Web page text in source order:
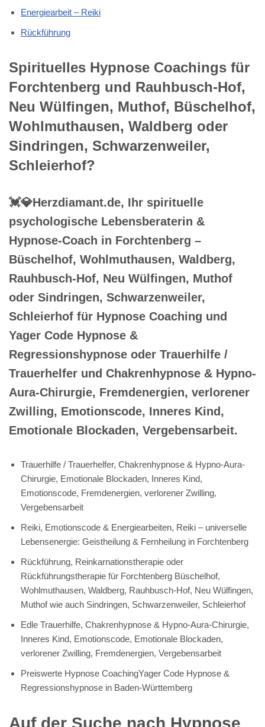
Energiearbeit – Reiki
Rückführung
Spirituelles Hypnose Coachings für
Forchtenberg und Rauhbusch-Hof,
Neu Wülfingen, Muthof, Büschelhof,
Wohlmuthausen, Waldberg oder
Sindringen, Schwarzenweiler,
Schleierhof?
💓️💎Herzdiamant.de, Ihr spirituelle
psychologische Lebensberaterin &
Hypnose-Coach in Forchtenberg –
Büschelhof, Wohlmuthausen, Waldberg,
Rauhbusch-Hof, Neu Wülfingen, Muthof
oder Sindringen, Schwarzenweiler,
Schleierhof für Hypnose Coaching und
Yager Code Hypnose &
Regressionshypnose oder Trauerhilfe /
Trauerhelfer und Chakrenhypnose & Hypno-
Aura-Chirurgie, Fremdenergien, verlorener
Zwilling, Emotionscode, Inneres Kind,
Emotionale Blockaden, Vergebensarbeit.
Trauerhilfe / Trauerhelfer, Chakrenhypnose & Hypno-Aura-
Chirurgie, Emotionale Blockaden, Inneres Kind,
Emotionscode, Fremdenergien, verlorener Zwilling,
Vergebensarbeit
Reiki, Emotionscode & Energiearbeiten, Reiki – universelle
Lebensenergie: Geistheilung & Fernheilung in Forchtenberg
Rückführung, Reinkarnationstherapie oder
Rückführungstherapie für Forchtenberg Büschelhof,
Wohlmuthausen, Waldberg, Rauhbusch-Hof, Neu Wülfingen,
Muthof wie auch Sindringen, Schwarzenweiler, Schleierhof
Edle Trauerhilfe, Chakrenhypnose & Hypno-Aura-Chirurgie,
Inneres Kind, Emotionscode, Emotionale Blockaden,
verlorener Zwilling, Fremdenergien, Vergebensarbeit
Preiswerte Hypnose CoachingYager Code Hypnose &
Regressionshypnose in Baden-Württemberg